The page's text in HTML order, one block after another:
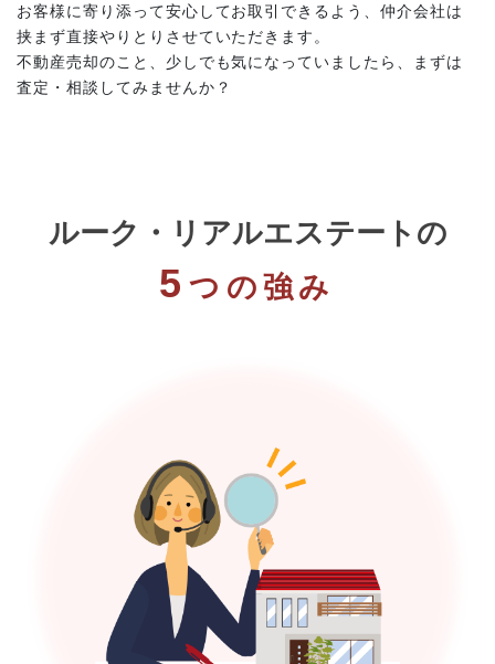
お客様に寄り添って安心してお取引できるよう、仲介会社は
挟まず直接やりとりさせていただきます。
不動産売却のこと、少しでも気になっていましたら、まずは
査定・相談してみませんか？
ルーク・リアルエステートの
5つの強み